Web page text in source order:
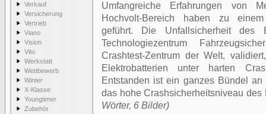
Verkauf
Versicherung
Vertrieb
Viano
Vision
Vito
Werkstatt
Wettbewerb
Winter
X-Klasse
Youngtimer
Zubehör
Umfangreiche Erfahrungen von
Hochvolt-Bereich haben zu
geführt. Die Unfallsicherheit des
Technologiezentrum
Crashtest-Zentrum der Welt,
Elektrobatterien unter harten
Entstanden ist ein ganzes Bündel
das hohe Crashsicherheitsniveau
Wörter, 6 Bilder)